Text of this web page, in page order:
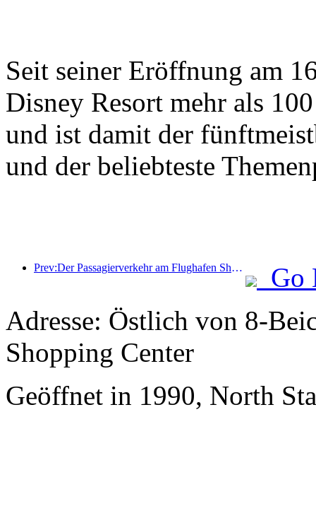
Seit seiner Eröffnung am
Disney Resort mehr als
und ist damit der
und der beliebteste
Prev:Der Passagierverkehr am Flughafen Shenzhen hat in diesem Jahr die Marke von 3 Millionen überschritten und damit einen neuen Rekord für den gleichen Zeitraum aufgestellt.
Go
Adresse: Östlich von 8-
Shopping Center
Geöffnet in 1990, North